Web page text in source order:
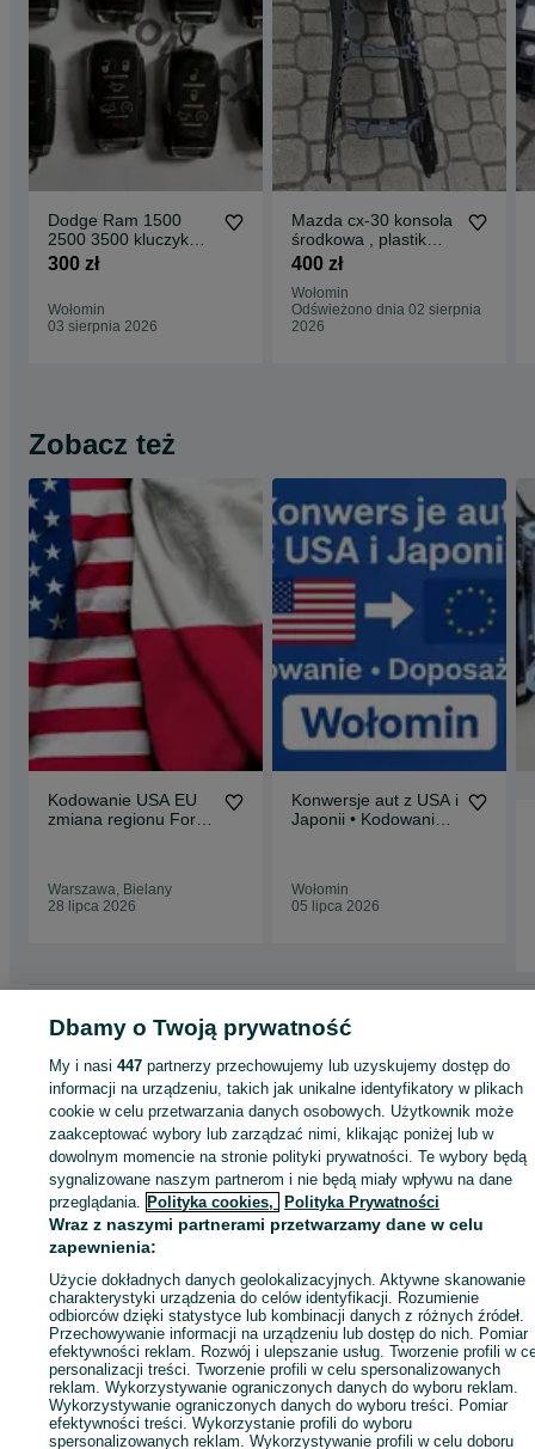
Dodge Ram 1500
2500 3500 kluczyk
pilot keyless
300 zł
Wołomin
03 sierpnia 2026
Mazda cx-30 konsola
środkowa , plastik
,środek
400 zł
Wołomin
Odświeżono dnia 02 sierpnia
2026
Zobacz też
Kodowanie USA EU
zmiana regionu Ford
Warszawa, Bielany
28 lipca 2026
Konwersje aut z USA i
Japonii • Kodowanie •
Wołomin
05 lipca 2026
Strona główna Motoryzacja Części samochodowe
Mazowieckie
Osobowe - Wołomin
KATEGORIA
ID:936163687 Wyświetlenia:
Zadzwoń / SMS Wyślij wiadomość
Dbamy o Twoją prywatność
My i nasi447 partnerzy przechowujemy lub uzyskujemy dostęp do
informacji na urządzeniu, takich jak unikalne identyfikatory w plikach
cookie w celu przetwarzania danych osobowych. Użytkownik może
zaakceptować wybory lub zarządzać nimi, klikając poniżej lub w
dowolnym momencie na stronie polityki prywatności. Te wybory będą
sygnalizowane naszym partnerom i nie będą miały wpływu na dane
przeglądania. Polityka cookies, Polityka Prywatności
Wraz z naszymi partnerami przetwarzamy dane w celu
zapewnienia:
Użycie dokładnych danych geolokalizacyjnych. Aktywne skanowanie
charakterystyki urządzenia do celów identyfikacji. Rozumienie
odbiorców dzięki statystyce lub kombinacji danych z różnych źródeł.
Przechowywanie informacji na urządzeniu lub dostęp do nich. Pomiar
efektywności reklam. Rozwój i ulepszanie usług. Tworzenie profili w
personalizacji treści. Tworzenie profili w celu spersonalizowanych
reklam. Wykorzystywanie ograniczonych danych do wyboru reklam.
Wykorzystywanie ograniczonych danych do wyboru treści. Pomiar
efektywności treści. Wykorzystanie profili do wyboru
spersonalizowanych reklam. Wykorzystywanie profili w celu doboru